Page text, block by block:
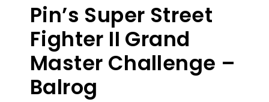
Pin’s Super Street
Fighter II Grand
Master Challenge –
Balrog